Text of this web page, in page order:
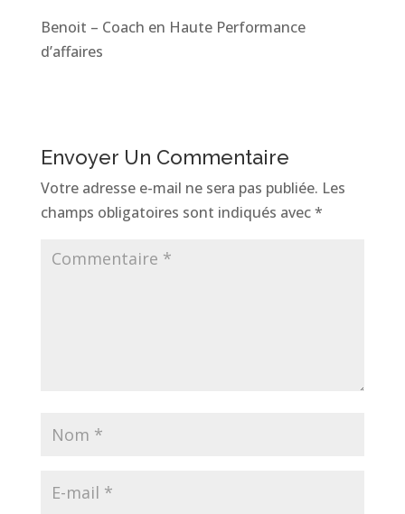
Benoit – Coach en Haute Performance
d’affaires
Envoyer Un Commentaire
Votre adresse e-mail ne sera pas publiée. Les
champs obligatoires sont indiqués avec*